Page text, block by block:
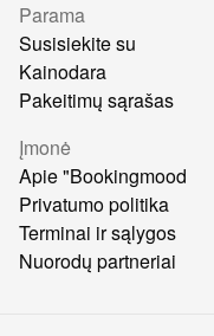
Parama
Susisiekite su
Kainodara
Pakeitimų sąrašas
Įmonė
Apie "Bookingmood
Privatumo politika
Terminai ir sąlygos
Nuorodų partneriai